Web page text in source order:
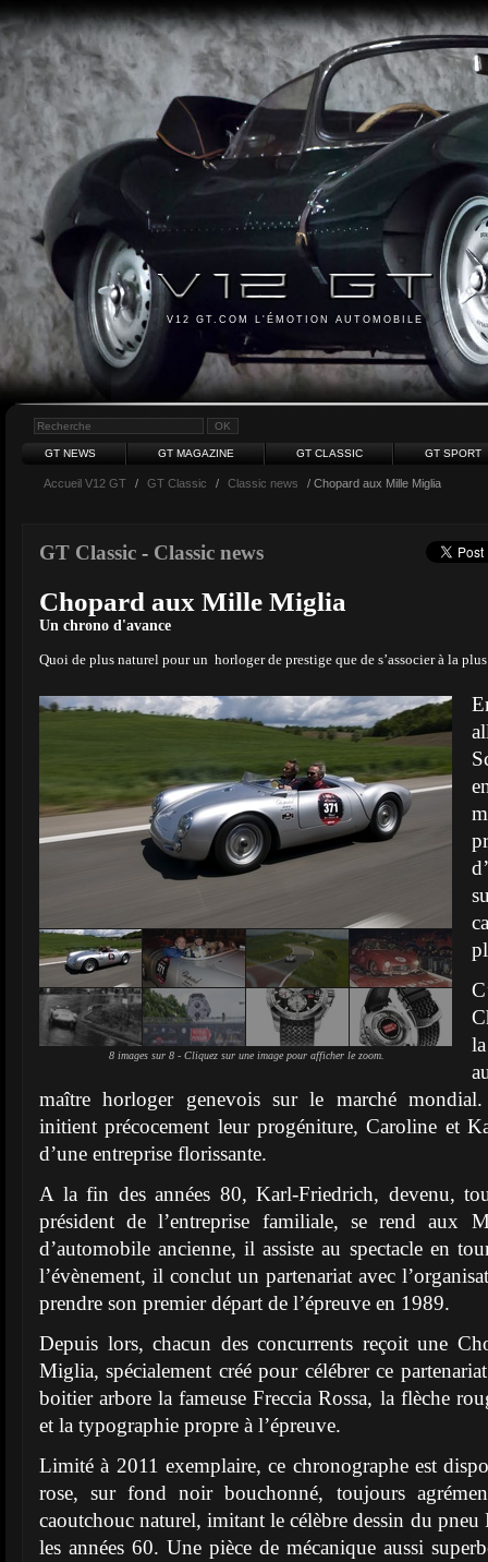
V12 GT.COM L'ÉMOTION AUTOMOBILE
GT NEWS GT MAGAZINE GT CLASSIC GT SPORT
Accueil V12 GT / GT Classic / Classic news / Chopard aux Mille Miglia
GT Classic - Classic news
Chopard aux Mille Miglia
Un chrono d'avance
Quoi de plus naturel pour un horloger de prestige que de s’associer à la
8 images sur 8 - Cliquez sur une image pour afficher le zoom.
maître horloger genevois sur le marché
initient précocement leur progéniture, Caroline et
d’une entreprise florissante.
A la fin des années 80, Karl-Friedrich, devenu,
président de l’entreprise familiale, se rend aux
d’automobile ancienne, il assiste au spectacle en
l’évènement, il conclut un partenariat avec
prendre son premier départ de l’épreuve en 1989.
Depuis lors, chacun des concurrents reçoit une
Miglia, spécialement créé pour célébrer ce
boitier arbore la fameuse Freccia Rossa, la flèche
et la typographie propre à l’épreuve.
Limité à 2011 exemplaire, ce chronographe est
rose, sur fond noir bouchonné, toujours
caoutchouc naturel, imitant le célèbre dessin du
les années 60. Une pièce de mécanique aussi